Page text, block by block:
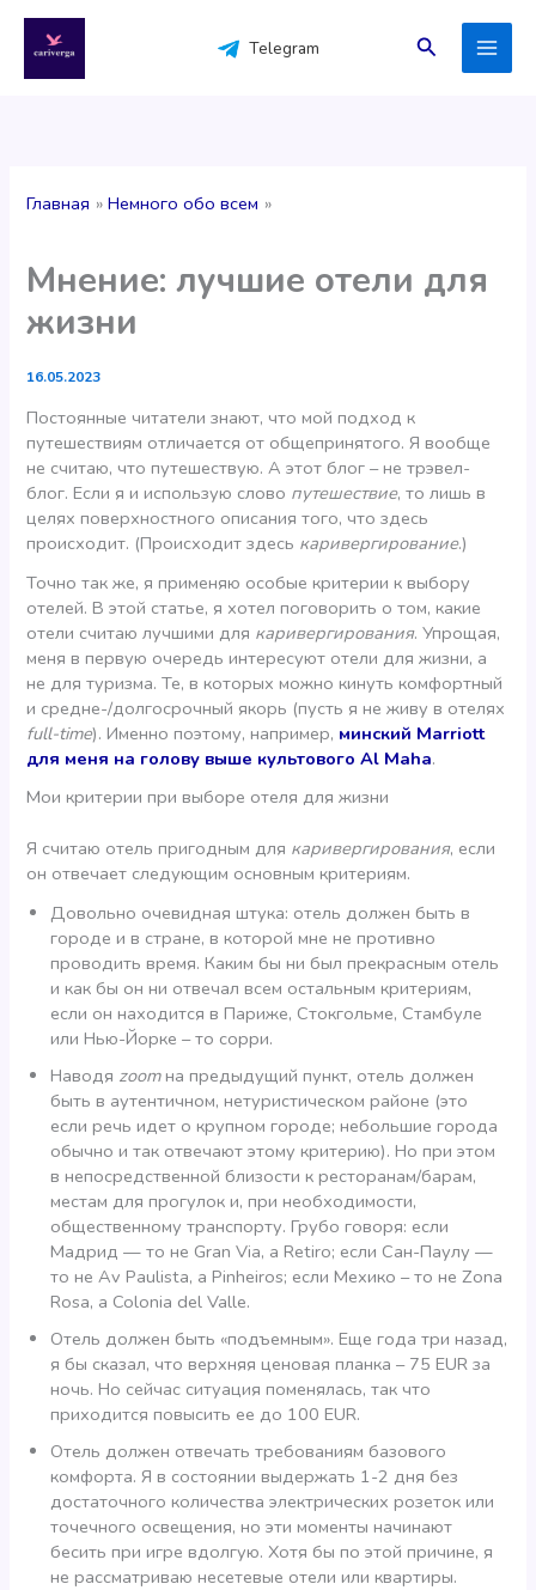
содержимому
Telegram Поиск
Главная Немного обо всем
Мнение: лучшие отели для
жизни
16.05.2023
Постоянные читатели знают, что мой подход к
путешествиям отличается от общепринятого. Я вообще
не считаю, что путешествую. А этот блог – не трэвел-
блог. Если я и использую слово путешествие, то лишь в
целях поверхностного описания того, что здесь
происходит. (Происходит здесь каривергирование.)
Точно так же, я применяю особые критерии к выбору
отелей. В этой статье, я хотел поговорить о том, какие
отели считаю лучшими для каривергирования. Упрощая,
меня в первую очередь интересуют отели для жизни, а
не для туризма. Те, в которых можно кинуть комфортный
и средне-/долгосрочный якорь (пусть я не живу в отелях
full-time). Именно поэтому, например, минский Marriott
для меня на голову выше культового Al Maha.
Мои критерии при выборе отеля для жизни
Я считаю отель пригодным для каривергирования, если
он отвечает следующим основным критериям.
Довольно очевидная штука: отель должен быть в
городе и в стране, в которой мне не противно
проводить время. Каким бы ни был прекрасным отель
и как бы он ни отвечал всем остальным критериям,
если он находится в Париже, Стокгольме, Стамбуле
или Нью-Йорке – то сорри.
Наводя zoomна предыдущий пункт, отель должен
быть в аутентичном, нетуристическом районе (это
если речь идет о крупном городе; небольшие города
обычно и так отвечают этому критерию). Но при этом
в непосредственной близости к ресторанам/барам,
местам для прогулок и, при необходимости,
общественному транспорту. Грубо говоря: если
Мадрид — то не Gran Via, а Retiro; если Сан-Паулу —
то не Av Paulista, а Pinheiros; если Мехико – то не Zona
Rosa, а Colonia del Valle.
Отель должен быть «подъемным». Еще года три назад,
я бы сказал, что верхняя ценовая планка – 75 EUR за
ночь. Но сейчас ситуация поменялась, так что
приходится повысить ее до 100 EUR.
Отель должен отвечать требованиям базового
комфорта. Я в состоянии выдержать 1-2 дня без
достаточного количества электрических розеток или
точечного освещения, но эти моменты начинают
бесить при игре вдолгую. Хотя бы по этой причине, я
не рассматриваю несетевые отели или квартиры.